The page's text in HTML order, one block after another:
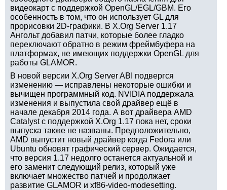
видеокарт с поддержкой OpenGL/EGL/GBM. Его
особенность в том, что он использует GL для
прорисовки 2D-графики. В X.Org Server 1.17
Ангольт добавил патчи, которые более гладко
переключают обратно в режим фреймбуфера на
платформах, не имеющих поддержки OpenGL для
работы GLAMOR.
В новой версии X.Org Server ABI подвергся
изменению — исправлены некоторые ошибки и
вычищен программный код. NVIDIA поддержала
изменения и выпустила свой драйвер ещё в
начале декабря 2014 года. А вот драйвера AMD
Catalyst с поддержкой X.Org 1.17 пока нет, сроки
выпуска также не названы. Предположительно,
AMD выпустит новый драйвер когда Fedora или
Ubuntu обновят графический сервер. Ожидается,
что версия 1.17 недолго останется актуальной и
его заменит следующий релиз, который уже
включает множество патчей и продолжает
развитие GLAMOR и xf86-video-modesetting.